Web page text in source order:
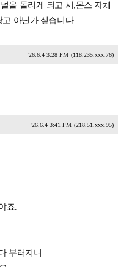
을 돌리게 되고 시;몬스 자체
아닌가 싶습니다
'26.6.4 3:28 PM (118.235.xxx.76)
'26.6.4 3:41 PM (218.51.xxx.95)
죠.
부러지니